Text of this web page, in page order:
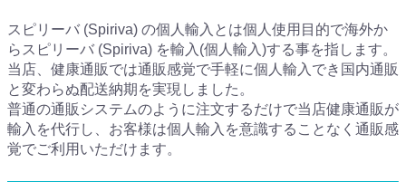
スピリーバ (Spiriva) の個人輸入とは個人使用目的で海外か
らスピリーバ (Spiriva) を輸入(個人輸入)する事を指します。
当店、健康通販では通販感覚で手軽に個人輸入でき国内通販
と変わらぬ配送納期を実現しました。
普通の通販システムのように注文するだけで当店健康通販が
輸入を代行し、お客様は個人輸入を意識することなく通販感
覚でご利用いただけます。